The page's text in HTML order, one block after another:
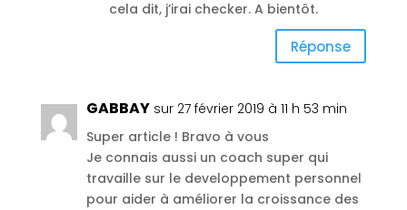
cela dit, j’irai checker. A bientôt.
Réponse
GABBAY sur 27 février 2019 à 11 h 53 min
Super article ! Bravo à vous
Je connais aussi un coach super qui
travaille sur le developpement personnel
pour aider à améliorer la croissance des